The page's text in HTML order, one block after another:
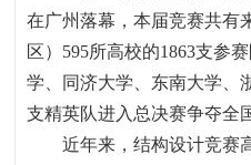
在广州落幕，本届竞赛共有
区） 595所高校的1863支参
学、同济大学、东南大学、
支精英队进入总决赛争夺全
近年来，结构设计竞赛